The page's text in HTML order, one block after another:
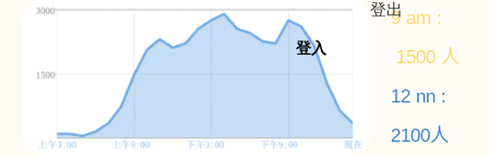
登出
登入
9 am :
1500 人
12 nn :
2100人